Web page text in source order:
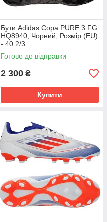
Бути Adidas Copa PURE.3 FG
HQ8940, Чорний, Розмір (EU)
- 40 2/3
Готово до відправки
2 300 ₴
Купити